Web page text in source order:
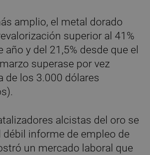
amplio, el metal dorado
superior al 41%
año y del 21,5% desde que el
superase por vez
de los 3.000 dólares
alcistas del oro se
débil informe de empleo de
un mercado laboral que